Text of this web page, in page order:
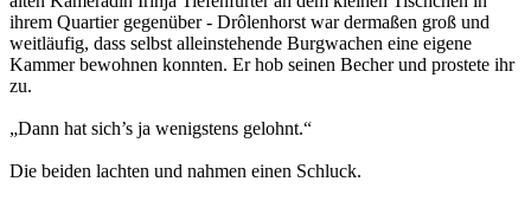
ihrem Quartier gegenüber - Drôlenhorst war dermaßen groß und
weitläufig, dass selbst alleinstehende Burgwachen eine eigene
Kammer bewohnen konnten. Er hob seinen Becher und prostete ihr
zu.
„Dann hat sich’s ja wenigstens gelohnt.“
Die beiden lachten und nahmen einen Schluck.